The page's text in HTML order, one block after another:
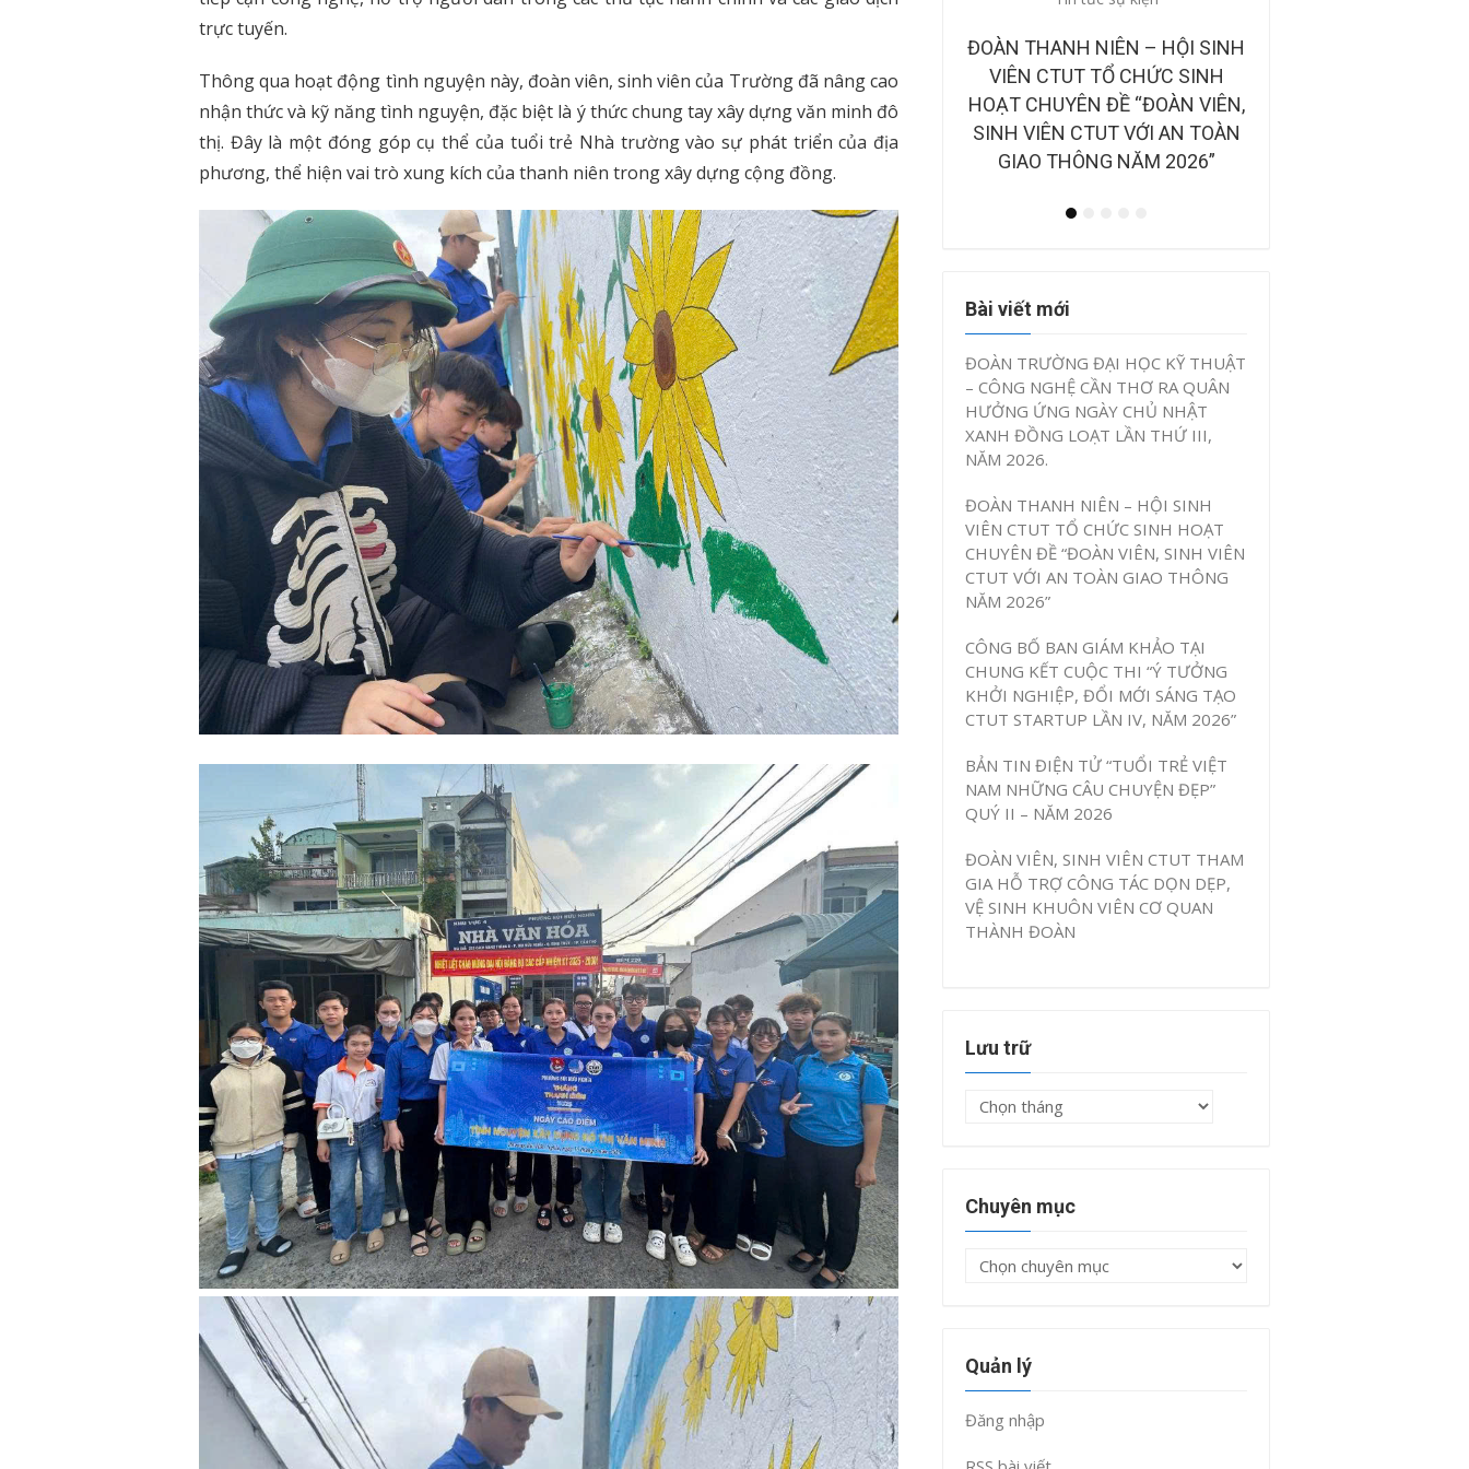
trực tuyến.
Thông qua hoạt động tình nguyện này, đoàn viên, sinh viên của Trường đã nâng cao
nhận thức và kỹ năng tình nguyện, đặc biệt là ý thức chung tay xây dựng văn minh đô
thị. Đây là một đóng góp cụ thể của tuổi trẻ Nhà trường vào sự phát triển của địa
phương, thể hiện vai trò xung kích của thanh niên trong xây dựng cộng đồng.
ĐOÀN VIÊN, SINH VIÊN CTUT
THAM GIA HỖ TRỢ CÔNG TÁC
DỌN DẸP, VỆ SINH KHUÔN VIÊN
CƠ QUAN THÀNH ĐOÀN
THUẬT – CÔNG NGHỆ CẦN
THƠ XÂY DỰNG MÔ HÌNH
“TRẠM KÝ ỨC” NĂM HỌC 2025
– 2026
VIÊN CTUT TỔ CHỨC SINH
HOẠT CHUYÊN ĐỀ “ĐOÀN VIÊN,
SINH VIÊN CTUT VỚI AN TOÀN
GIAO THÔNG NĂM 2026”
CÔNG BỐ BAN GIÁM KHẢO TẠI
CHUNG KẾT CUỘC THI “Ý
TƯỞNG KHỞI NGHIỆP, ĐỔI MỚI
SÁNG TẠO CTUT STARTUP LẦN
IV, NĂM 2026”
Bài viết mới
ĐOÀN TRƯỜNG ĐẠI HỌC KỸ THUẬT
– CÔNG NGHỆ CẦN THƠ RA QUÂN
HƯỞNG ỨNG NGÀY CHỦ NHẬT
XANH ĐỒNG LOẠT LẦN THỨ III,
NĂM 2026.
ĐOÀN THANH NIÊN – HỘI SINH
VIÊN CTUT TỔ CHỨC SINH HOẠT
CHUYÊN ĐỀ “ĐOÀN VIÊN, SINH VIÊN
CTUT VỚI AN TOÀN GIAO THÔNG
NĂM 2026”
CÔNG BỐ BAN GIÁM KHẢO TẠI
CHUNG KẾT CUỘC THI “Ý TƯỞNG
KHỞI NGHIỆP, ĐỔI MỚI SÁNG TẠO
CTUT STARTUP LẦN IV, NĂM 2026”
BẢN TIN ĐIỆN TỬ “TUỔI TRẺ VIỆT
NAM NHỮNG CÂU CHUYỆN ĐẸP”
QUÝ II – NĂM 2026
ĐOÀN VIÊN, SINH VIÊN CTUT THAM
GIA HỖ TRỢ CÔNG TÁC DỌN DẸP,
VỆ SINH KHUÔN VIÊN CƠ QUAN
THÀNH ĐOÀN
Lưu trữ
Lưu
Chuyên mục
Chuyên
Quản lý
Đăng nhập